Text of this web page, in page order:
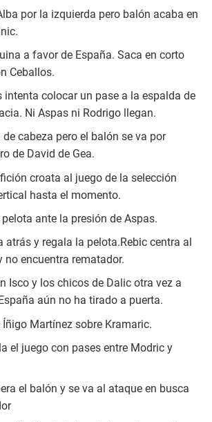
por la izquierda pero balón acaba en
a favor de España. Saca en corto
Ceballos.
intenta colocar un pase a la espalda de
Ni Aspas ni Rodrigo llegan.
cabeza pero el balón se va por
de David de Gea.
croata al juego de la selección
hasta el momento.
ante la presión de Aspas.
atrás y regala la pelota.Rebic centra al
no encuentra rematador.
Isco y los chicos de Dalic otra vez a
aún no ha tirado a puerta.
Martínez sobre Kramaric.
el juego con pases entre Modric y
el balón y se va al ataque en busca